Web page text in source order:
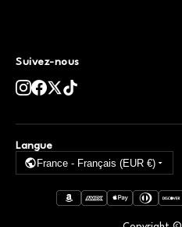
Suivez-nous
Langue
France - Français (EUR €)